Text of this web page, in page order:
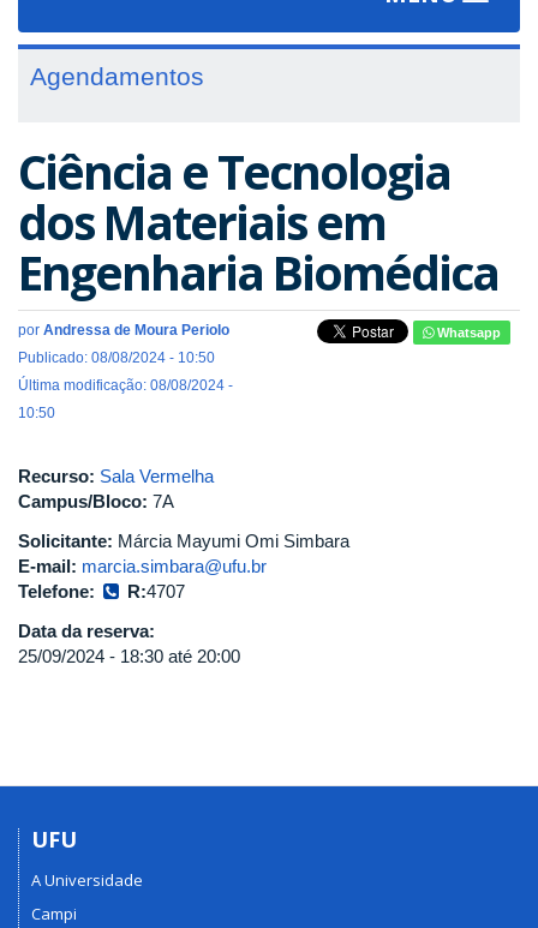
Agendamentos
Ciência e Tecnologia
dos Materiais em
Engenharia Biomédica
por Andressa de Moura Periolo
Publicado: 08/08/2024 - 10:50
Última modificação: 08/08/2024 -
10:50
Whatsapp
Recurso: Sala Vermelha
Campus/Bloco: 7A
Solicitante: Márcia Mayumi Omi Simbara
E-mail: marcia.simbara@ufu.br
Telefone:
R:4707
Data da reserva:
25/09/2024 - 18:30 até 20:00
UFU
A Universidade
Campi